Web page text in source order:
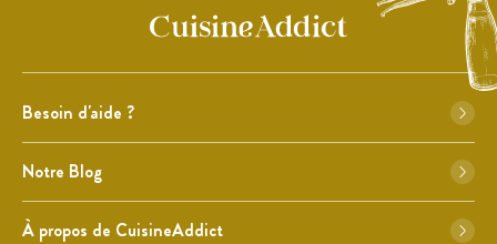
Besoin d'aide ?
Notre Blog
À propos de CuisineAddict